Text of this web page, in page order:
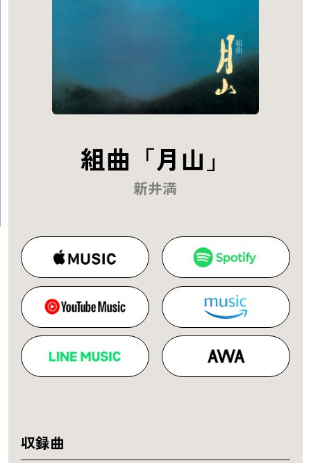
組曲「月山」
新井満
収録曲